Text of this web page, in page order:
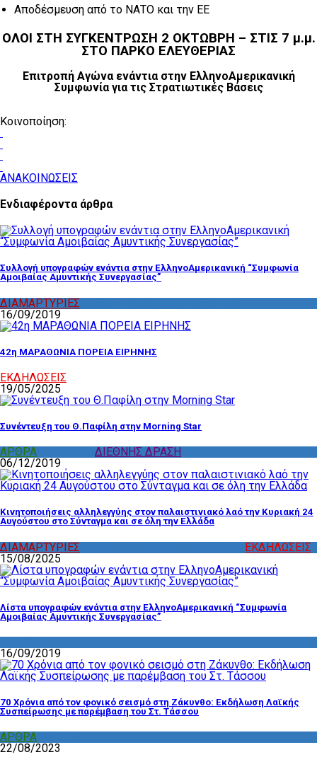
Αποδέσμευση από το ΝΑΤΟ και την ΕΕ
ΟΛΟΙ ΣΤΗ ΣΥΓΚΕΝΤΡΩΣΗ 2 ΟΚΤΩΒΡΗ – ΣΤΙΣ 7 μ.μ.
ΣΤΟ ΠΑΡΚΟ ΕΛΕΥΘΕΡΙΑΣ
Επιτροπή Αγώνα ενάντια στην ΕλληνοΑμερικανική
Συμφωνία για τις Στρατιωτικές Βάσεις
Κοινοποίηση:
ΑΝΑΚΟΙΝΩΣΕΙΣ
Ενδιαφέροντα άρθρα
Συλλογή υπογραφών ενάντια στην ΕλληνοΑμερικανική “Συμφωνία
Αμοιβαίας Αμυντικής Συνεργασίας”
ΔΙΑΜΑΡΤΥΡΙΕΣ
16/09/2019
42η ΜΑΡΑΘΩΝΙΑ ΠΟΡΕΙΑ ΕΙΡΗΝΗΣ
ΕΚΔΗΛΩΣΕΙΣ
19/05/2025
Συνέντευξη του Θ.Παφίλη στην Morning Star
ΑΡΘΡΑ
ΔΙΕΘΝΗΣ ΔΡΑΣΗ
06/12/2019
Κινητοποιήσεις αλληλεγγύης στον παλαιστινιακό λαό την Κυριακή 24
Αυγούστου στο Σύνταγμα και σε όλη την Ελλάδα
ΔΙΑΜΑΡΤΥΡΙΕΣ
ΕΚΔΗΛΩΣΕΙΣ
15/08/2025
Λίστα υπογραφών ενάντια στην ΕλληνοΑμερικανική “Συμφωνία
Αμοιβαίας Αμυντικής Συνεργασίας”
16/09/2019
70 Χρόνια από τον φονικό σεισμό στη Ζάκυνθο: Εκδήλωση Λαϊκής
Συσπείρωσης με παρέμβαση του Στ. Τάσσου
ΑΡΘΡΑ
22/08/2023